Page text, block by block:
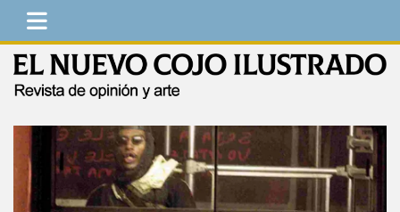
Saltar
contenido